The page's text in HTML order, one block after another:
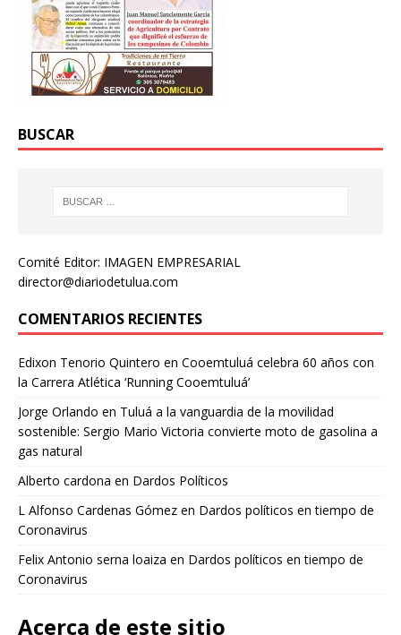
BUSCAR
Comité Editor: IMAGEN EMPRESARIAL
director@diariodetulua.com
COMENTARIOS RECIENTES
Edixon Tenorio Quintero en Cooemtuluá celebra 60 años con
la Carrera Atlética ‘Running Cooemtuluá’
Jorge Orlando en Tuluá a la vanguardia de la movilidad
sostenible: Sergio Mario Victoria convierte moto de gasolina a
gas natural
Alberto cardona en Dardos Políticos
L Alfonso Cardenas Gómez en Dardos políticos en tiempo de
Coronavirus
Felix Antonio serna loaiza en Dardos políticos en tiempo de
Coronavirus
Acerca de este sitio